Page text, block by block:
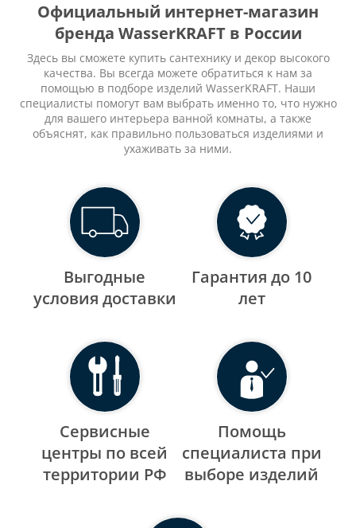
Официальный интернет-магазин
бренда WasserKRAFT в России
Здесь вы сможете купить сантехнику и декор высокого
качества. Вы всегда можете обратиться к нам за
помощью в подборе изделий WasserKRAFT. Наши
специалисты помогут вам выбрать именно то, что нужно
для вашего интерьера ванной комнаты, а также
объяснят, как правильно пользоваться изделиями и
ухаживать за ними.
Выгодные
уcловия доставки
Гарантия до 10
лет
Сервисные
центры по всей
территории РФ
Помощь
специалиста при
выборе изделий